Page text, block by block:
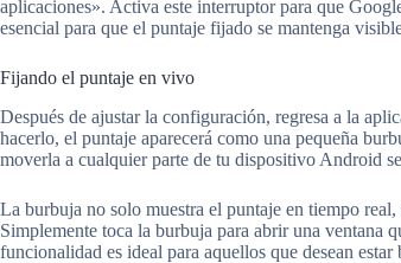
aplicaciones». Activa este interruptor para que
esencial para que el puntaje fijado se mantenga
Fijando el puntaje en vivo
Después de ajustar la configuración, regresa a la
hacerlo, el puntaje aparecerá como una pequeña
moverla a cualquier parte de tu dispositivo Android
La burbuja no solo muestra el puntaje en tiempo
Simplemente toca la burbuja para abrir una ventana
funcionalidad es ideal para aquellos que desean